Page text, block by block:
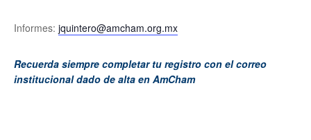
Informes: jquintero@amcham.org.mx
Recuerda siempre completar tu registro con el correo
institucional dado de alta en AmCham